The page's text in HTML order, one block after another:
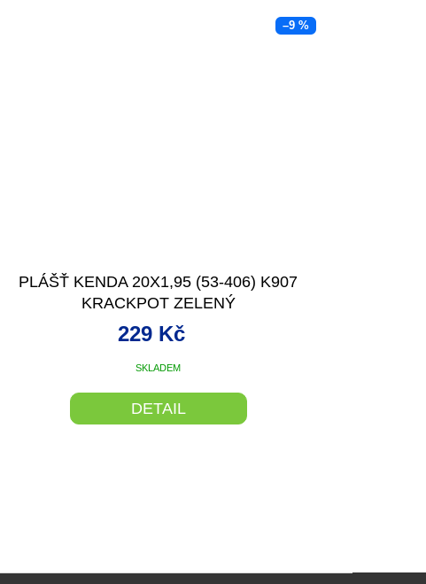
–9 %
PLÁŠŤ KENDA 20X1,95 (53-406) K907
KRACKPOT ZELENÝ
SKLADEM
229 Kč
DETAIL